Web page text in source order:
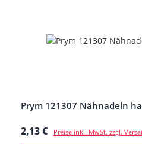
Prym 121307 Nähnadeln
Regulärer Preis:
2,13 € Preise inkl. MwSt. zzgl.